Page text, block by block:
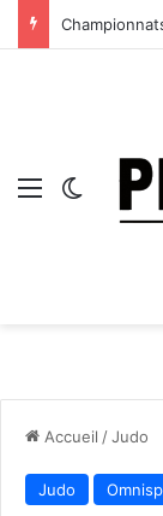
Menu Switch
Accueil /Judo
Judo